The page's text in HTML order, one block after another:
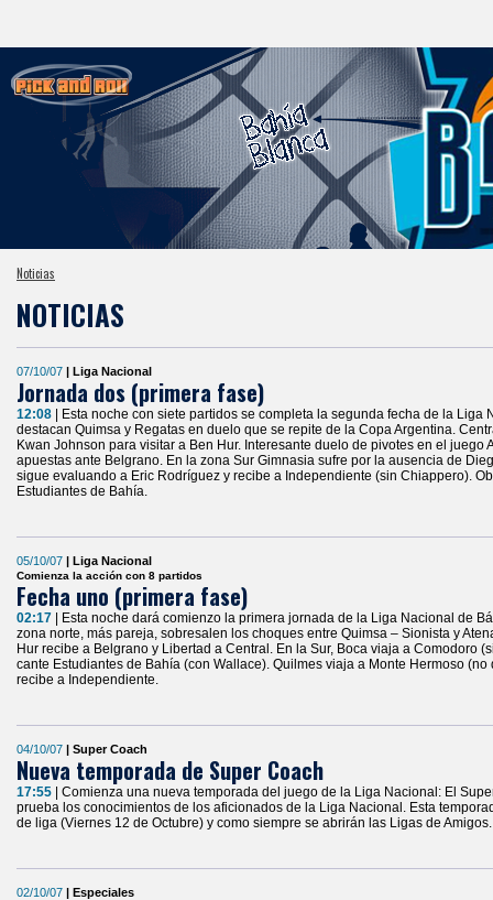
Noticias
NOTICIAS
07/10/07 | Liga Nacional
Jornada dos (primera fase)
12:08
| Esta noche con siete partidos se completa la segunda fecha de la Liga
destacan Quimsa y Regatas en duelo que se repite de la Copa Argentina.
Kwan Johnson para visitar a Ben Hur. Interesante duelo de pivotes en el juego
apuestas ante Belgrano. En la zona Sur Gimnasia sufre por la ausencia de
sigue evaluando a Eric Rodríguez y recibe a Independiente (sin Chiappero).
Estudiantes de Bahía.
05/10/07 | Liga Nacional
Comienza la acción con 8 partidos
Fecha uno (primera fase)
02:17
| Esta noche dará comienzo la primera jornada de la Liga Nacional de
zona norte, más pareja, sobresalen los choques entre Quimsa – Sionista y
Hur recibe a Belgrano y Libertad a Central. En la Sur, Boca viaja a Comodoro
cante Estudiantes de Bahía (con Wallace). Quilmes viaja a Monte Hermoso
recibe a Independiente.
04/10/07 | Super Coach
Nueva temporada de Super Coach
17:55
| Comienza una nueva temporada del juego de la Liga Nacional: El
prueba los conocimientos de los aficionados de la Liga Nacional. Esta
de liga (Viernes 12 de Octubre) y como siempre se abrirán las Ligas de Amigos.
02/10/07 | Especiales